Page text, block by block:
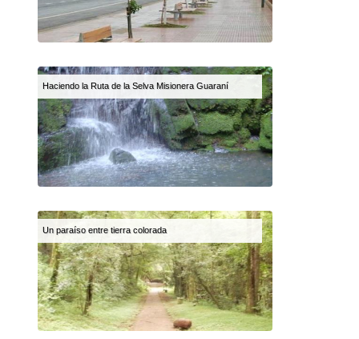
Haciendo la Ruta de la Selva Misionera Guaraní
Un paraíso entre tierra colorada